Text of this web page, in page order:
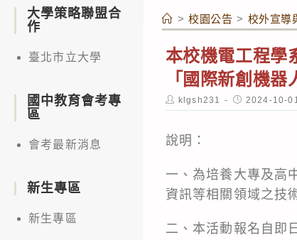
> 校園公告 > 校外宣導
本校機電工程學
「國際新創機
Post
author:
klgsh231
Post
published:
2024-10-01
說明：
一、為培養大專及高
資訊等相關領域之技
二、本活動報名自即
大學策略聯盟合
作
臺北市立大學
國中教育會考專
區
會考最新消息
新生專區
新生專區